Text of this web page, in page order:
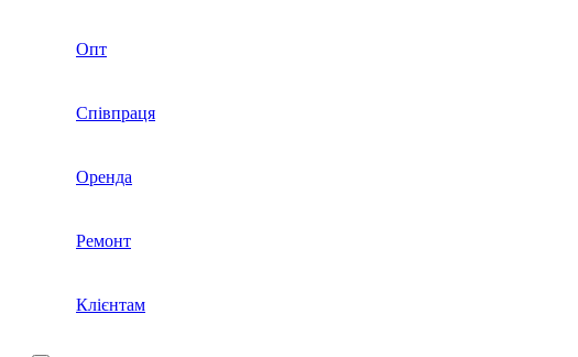
Опт
Співпраця
Оренда
Ремонт
Клієнтам